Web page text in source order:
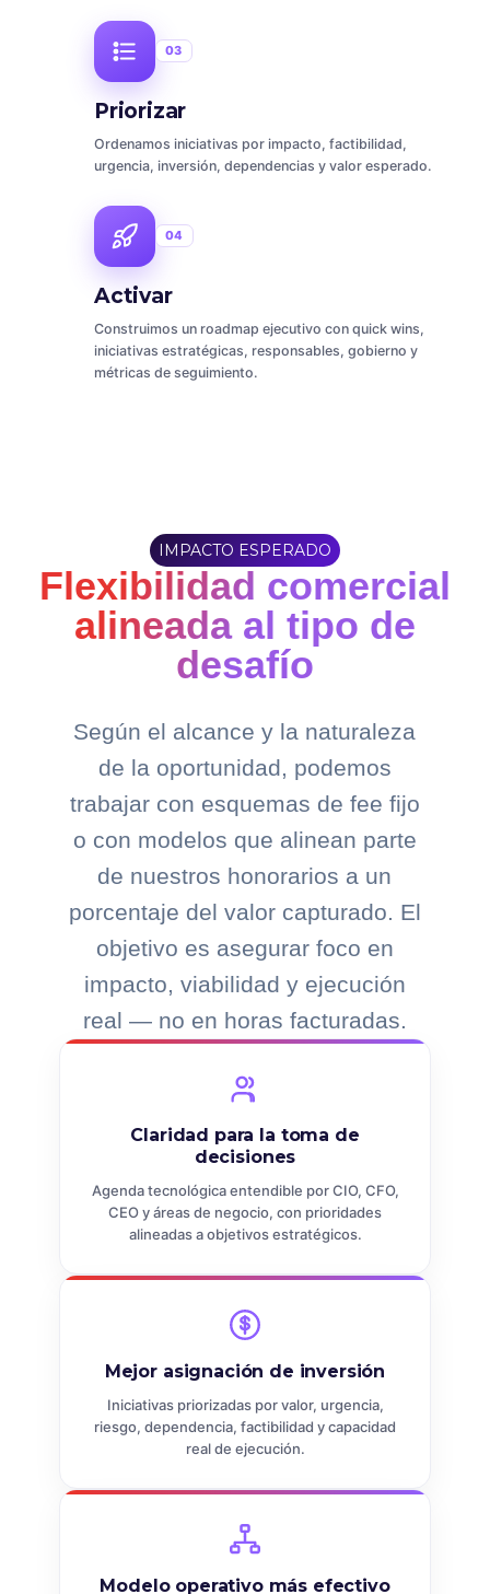
03
Priorizar
Ordenamos iniciativas por impacto, factibilidad,
urgencia, inversión, dependencias y valor esperado.
04
Activar
Construimos un roadmap ejecutivo con quick wins,
iniciativas estratégicas, responsables, gobierno y
métricas de seguimiento.
IMPACTO ESPERADO
Flexibilidad comercial
alineada al tipo de
desafío
Según el alcance y la naturaleza
de la oportunidad, podemos
trabajar con esquemas de fee fijo
o con modelos que alinean parte
de nuestros honorarios a un
porcentaje del valor capturado. El
objetivo es asegurar foco en
impacto, viabilidad y ejecución
real — no en horas facturadas.
Claridad para la toma de
decisiones
Agenda tecnológica entendible por CIO, CFO,
CEO y áreas de negocio, con prioridades
alineadas a objetivos estratégicos.
Mejor asignación de inversión
Iniciativas priorizadas por valor, urgencia,
riesgo, dependencia, factibilidad y capacidad
real de ejecución.
Modelo operativo más efectivo